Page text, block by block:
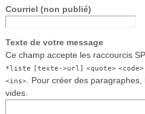
Courriel (non publié)
Texte de votre message
Ce champ accepte les raccourcis
*liste [texte->url] <quote> <code>
<ins>. Pour créer des
vides.